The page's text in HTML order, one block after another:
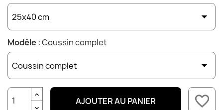
Modèle :Coussin complet
AJOUTER AU PANIER favorite_border